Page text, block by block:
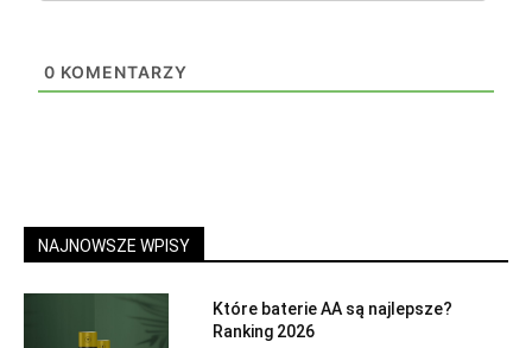
0 KOMENTARZY
NAJNOWSZE WPISY
Które baterie AA są najlepsze?
Ranking 2026